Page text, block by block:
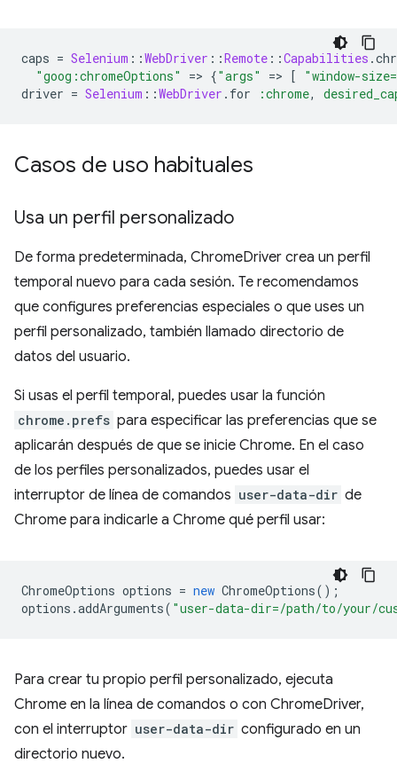
caps = Selenium ::WebDriver ::Remote ::Capabilities .
"goog:chromeOptions"
=> {"args" => [
"window-
driver = Selenium ::WebDriver . for :chrome,
Casos de uso habituales
Usa un perfil personalizado
De forma predeterminada, ChromeDriver crea un perfil
temporal nuevo para cada sesión. Te recomendamos
que configures preferencias especiales o que uses un
perfil personalizado, también llamado directorio de
datos del usuario.
Si usas el perfil temporal, puedes usar la función
chrome.prefs para especificar las preferencias que se
aplicarán después de que se inicie Chrome. En el caso
de los perfiles personalizados, puedes usar el
interruptor de línea de comandos user-data-dir de
Chrome para indicarle a Chrome qué perfil usar:
ChromeOptions options = new ChromeOptions();
options .addArguments( "user-data-dir=/path/to/your/
Para crear tu propio perfil personalizado, ejecuta
Chrome en la línea de comandos o con ChromeDriver,
con el interruptor user-data-dir configurado en un
directorio nuevo.